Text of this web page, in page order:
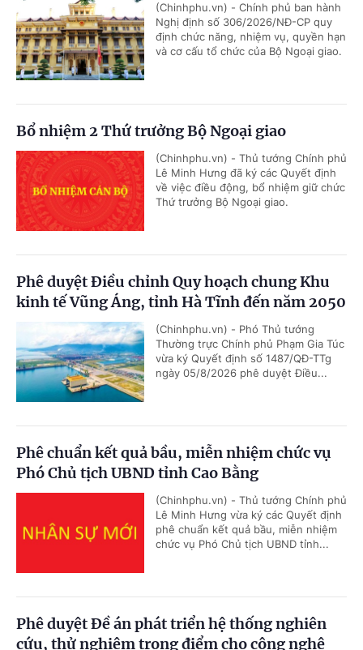
(Chinhphu.vn) - Chính phủ ban hành
Nghị định số 306/2026/NĐ-CP quy
định chức năng, nhiệm vụ, quyền hạn
và cơ cấu tổ chức của Bộ Ngoại giao.
Bổ nhiệm 2 Thứ trưởng Bộ Ngoại giao
(Chinhphu.vn) - Thủ tướng Chính phủ
Lê Minh Hưng đã ký các Quyết định
về việc điều động, bổ nhiệm giữ chức
Thứ trưởng Bộ Ngoại giao.
Phê duyệt Điều chỉnh Quy hoạch chung Khu
kinh tế Vũng Áng, tỉnh Hà Tĩnh đến năm 2050
(Chinhphu.vn) - Phó Thủ tướng
Thường trực Chính phủ Phạm Gia Túc
vừa ký Quyết định số 1487/QĐ-TTg
ngày 05/8/2026 phê duyệt Điều...
Phê chuẩn kết quả bầu, miễn nhiệm chức vụ
Phó Chủ tịch UBND tỉnh Cao Bằng
(Chinhphu.vn) - Thủ tướng Chính phủ
Lê Minh Hưng vừa ký các Quyết định
phê chuẩn kết quả bầu, miễn nhiệm
chức vụ Phó Chủ tịch UBND tỉnh...
Phê duyệt Đề án phát triển hệ thống nghiên
cứu, thử nghiệm trọng điểm cho công nghệ